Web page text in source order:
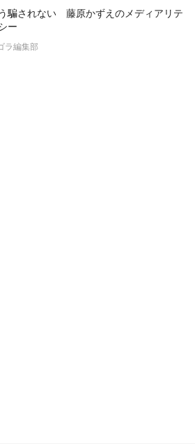
騙されない 藤原かずえのメディアリテ
ー
ラ編集部